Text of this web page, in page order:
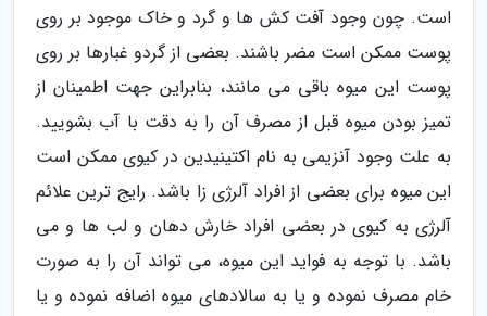
است. چون وجود آفت کش ها و گرد و خاک موجود بر روی
پوست ممکن است مضر باشند. بعضی از گردو غبارها بر روی
پوست این میوه باقی می مانند، بنابراین جهت اطمینان از
تمیز بودن میوه قبل از مصرف آن را به دقت با آب بشویید.
به علت وجود آنزیمی به نام اکتینیدین در کیوی ممکن است
این میوه برای بعضی از افراد آلرژی زا باشد. رایج ترین علائم
آلرژی به کیوی در بعضی افراد خارش دهان و لب ها و می
باشد. با توجه به فواید این میوه، می تواند آن را به صورت
خام مصرف نموده و یا به سالادهای میوه اضافه نموده و یا